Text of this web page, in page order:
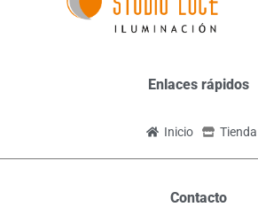
Enlaces rápidos
Inicio Tienda
Contacto